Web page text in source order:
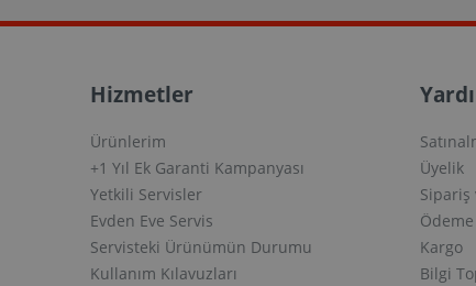
Hizmetler
Ürünlerim
+1 Yıl Ek Garanti Kampanyası
Yetkili Servisler
Evden Eve Servis
Servisteki Ürünümün Durumu
Kullanım Kılavuzları
Üyelik
Sipariş
Ödeme
Kargo
Bilgi